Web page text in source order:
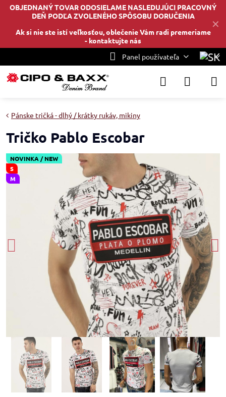
✕
OBJEDNANÝ TOVAR ODOSIELAME NASLEDUJÚCI PRACOVNÝ
DEŇ PODĽA ZVOLENÉHO SPÔSOBU DORUČENIA
Ak si nie ste istí veľkosťou, oblečenie Vám radi premeriame
- kontaktujte nás
Panel používateľa
NOVINKA / NEW
S
M
Pánske tričká - dlhý / krátky rukáv, mikiny
Tričko Pablo Escobar